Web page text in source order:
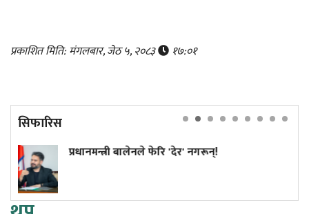
प्रकाशित मिति: मंगलबार, जेठ ५, २०८३ १७:०१
सिफारिस
बालेनले फेरि 'देर' नगरून्!